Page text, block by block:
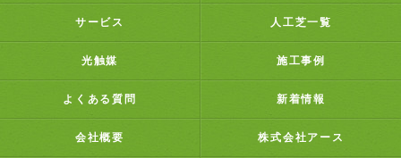
サービス 人工芝一覧
光触媒 施工事例
よくある質問 新着情報
会社概要 株式会社アース